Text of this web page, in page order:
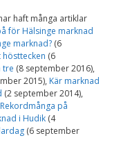
haft många artiklar
för Hälsinge marknad
marknad? (6
hösttecken (6
tre (8 september 2016),
2015), Kär marknad
(2 september 2014),
Rekordmånga på
i Hudik (4
(6 september